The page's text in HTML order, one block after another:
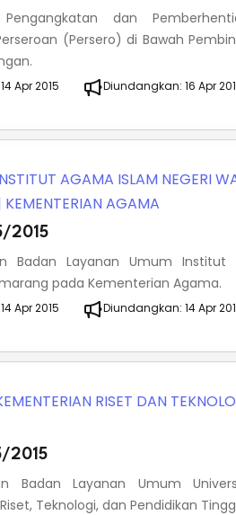
dan
(Persero) di Bawah
14 Apr 2015 Diundangkan:16 Apr
AGAMA ISLAM NEGERI
KEMENTERIAN AGAMA
2015
Badan Layanan Umum Institut
pada Kementerian Agama.
14 Apr 2015 Diundangkan:14 Apr
RISET DAN
2015
Badan Layanan Umum
Teknologi, dan Pendidikan